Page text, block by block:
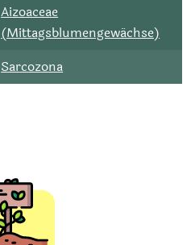
Aizoaceae
(Mittagsblumengewächse)
Sarcozona